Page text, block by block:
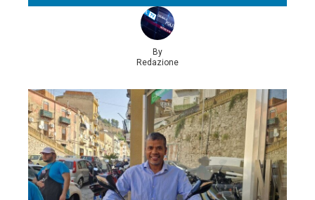
By
Redazione